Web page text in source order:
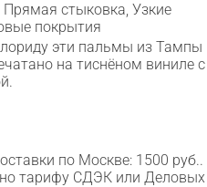
стыковка, Узкие
покрытия
эти пальмы из Тампы
на тиснёном виниле с
по Москве: 1500 руб..
тарифу СДЭК или Деловых